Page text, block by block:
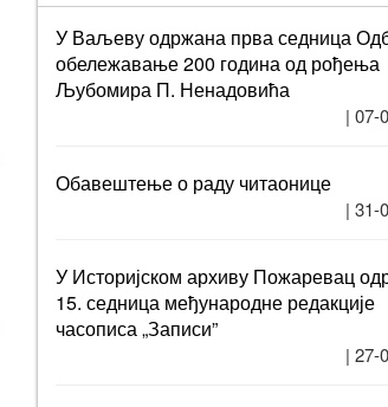
У Ваљеву одржана прва седница
обележавање 200 година од рођења
Љубомира П. Ненадовића
| 07-
Обавештење о раду читаонице
| 31-
У Историјском архиву Пожаревац
15. седница међународне редакције
часописа „Записи”
| 27-